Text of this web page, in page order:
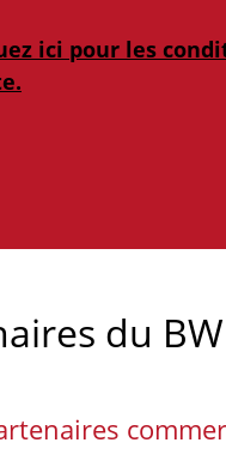
ici pour les
du